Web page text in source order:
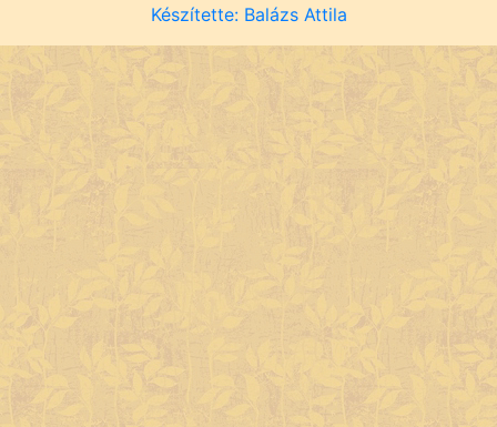
Készítette: Balázs Attila